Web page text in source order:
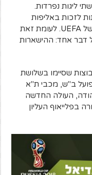
ליגות נפרדות.
לזכות באליפות
ולהגיע לאחד משני הטורנירים האירופים של UEFA. לעומת זאת
דבר אחד: ההישארות
שסיימו בשלושת
ב"ש, מכבי ת"א
העולה החדשה
בפלייאוף העליון